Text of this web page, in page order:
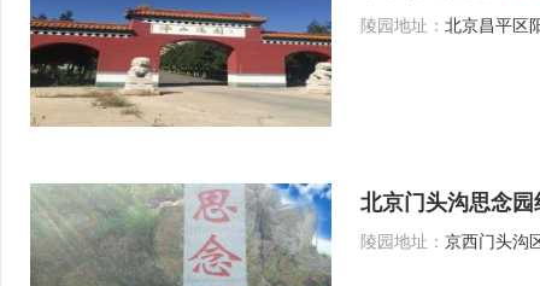
陵园地址： 北京昌平区
北京门头沟思念园
陵园地址： 京西门头沟